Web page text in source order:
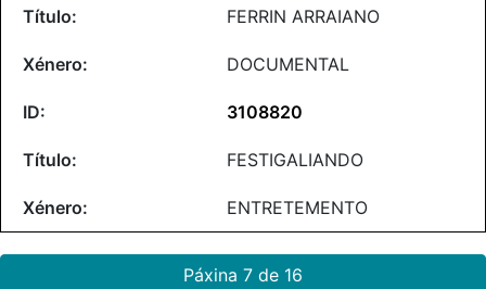
FERRIN ARRAIANO
DOCUMENTAL
3108820
FESTIGALIANDO
ENTRETEMENTO
Páxina 7 de 16